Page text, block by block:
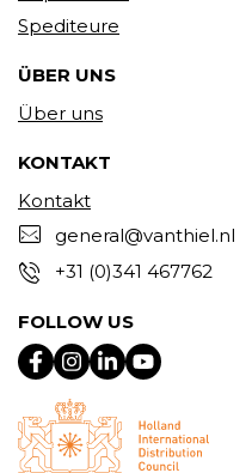
Spediteure
ÜBER UNS
Über uns
KONTAKT
Kontakt
general@vanthiel.nl
+31 (0)341 467762
FOLLOW US